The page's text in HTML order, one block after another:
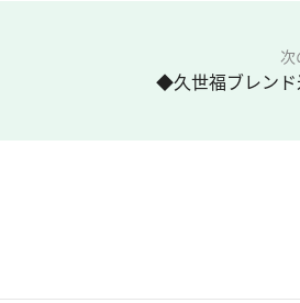
次
◆久世福ブレンド